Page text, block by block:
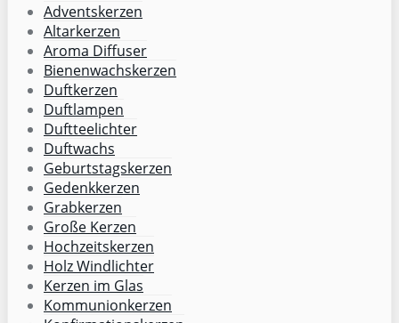
Adventskerzen
Altarkerzen
Aroma Diffuser
Bienenwachskerzen
Duftkerzen
Duftlampen
Duftteelichter
Duftwachs
Geburtstagskerzen
Gedenkkerzen
Grabkerzen
Große Kerzen
Hochzeitskerzen
Holz Windlichter
Kerzen im Glas
Kommunionkerzen